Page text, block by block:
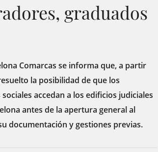
graduados
Comarcas se informa que, a partir
la posibilidad de que los
accedan a los edificios judiciales
antes de la apertura general al
documentación y gestiones previas.